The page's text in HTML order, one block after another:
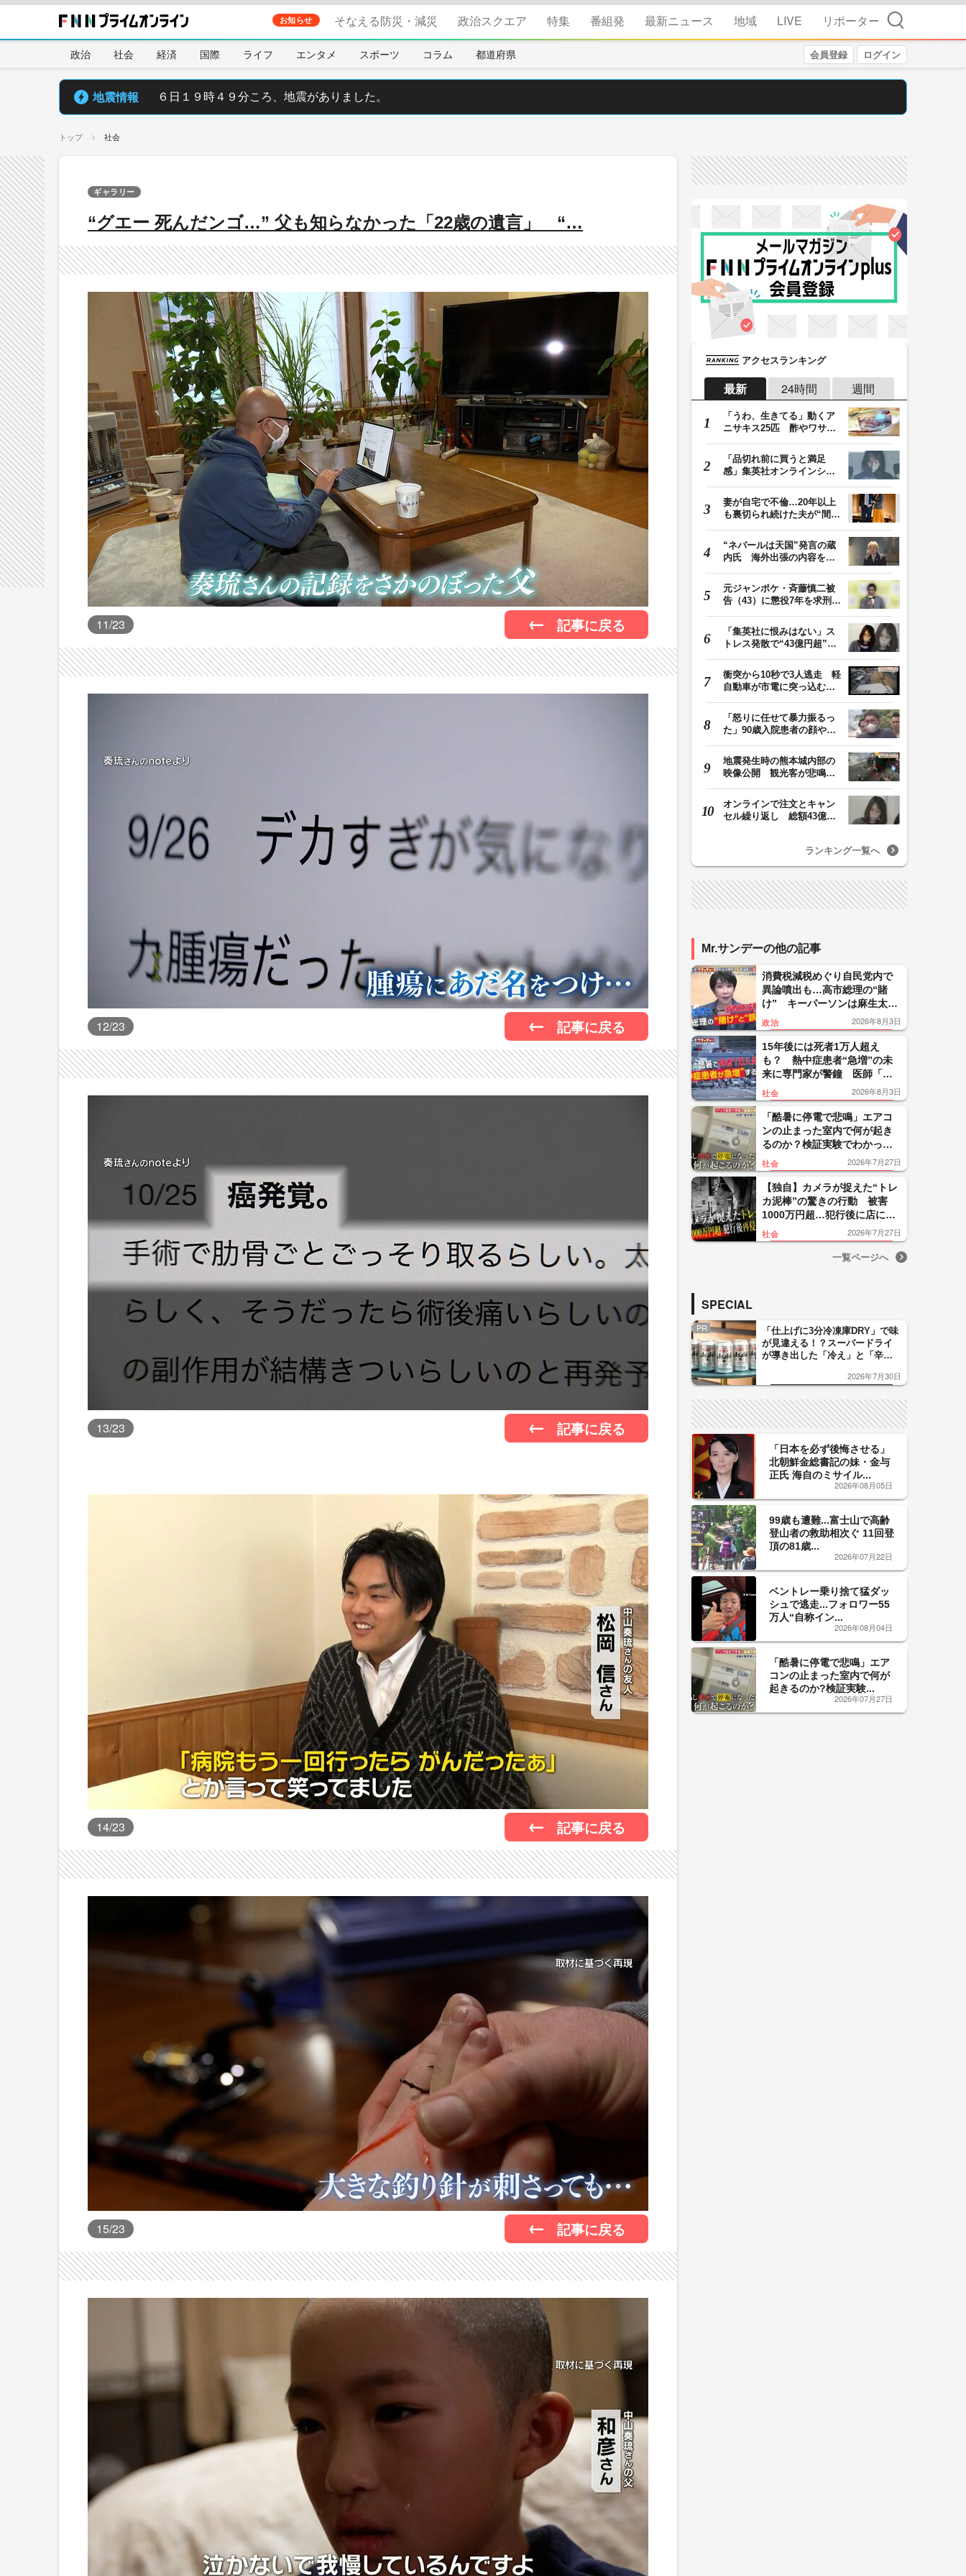
お知らせ そなえる防災・減災 政治スクエア 特集 番組発 最新ニュース 地域 LIVE リポーター 検索
政治 社会 経済 国際 ライフ エンタメ スポーツ コラム 都道府県 会員登録 ログイン
地震情報 ６日１９時４９分ころ、地震がありました。
トップ 社会
“グエー 死んだンゴ…” 父も知らなかった「22歳の遺言」 “…
ギャラリー
11/23 記事に戻る
12/23 記事に戻る
13/23 記事に戻る
14/23 記事に戻る
15/23 記事に戻る
アクセスランキング
最新 24時間 週間
「うわ、生きてる」動くア
ニサキス25匹 酢やワサビ
「品切れ前に買うと満足
感」集英社オンラインショ
妻が自宅で不倫…20年以上
も裏切られ続けた夫が“間
“ネパールは天国”発言の蔵
内氏 海外出張の内容を説
元ジャンポケ・斉藤慎二被
告（43）に懲役7年を求刑
「集英社に恨みはない」ス
トレス発散で“43億円超”の
衝突から10秒で3人逃走 軽
自動車が市電に突っ込む一
「怒りに任せて暴力振るっ
た」90歳入院患者の顔や腹
地震発生時の熊本城内部の
映像公開 観光客が悲鳴…
オンラインで注文とキャン
セル繰り返し 総額43億円
ランキング一覧へ
Mr.サンデーの他の記事
消費税減税めぐり自民党内で
異論噴出も…高市総理の“賭
け” キーパーソンは麻生太郎
氏か “狙い”をジャーナリス
トが指摘
政治 2026年8月3日
15年後には死者1万人超え
も？ 熱中症患者“急増”の未
来に専門家が警鐘 医師「暑
さが対策を上回っている」
社会 2026年8月3日
「酷暑に停電で悲鳴」エアコ
ンの止まった室内で何が起き
るのか？検証実験でわかった
熱中症の危機までのタイムリ
ミット
社会 2026年7月27日
【独自】カメラが捉えた“トレ
カ泥棒”の驚きの行動 被害
1000万円超…犯行後に店に再
侵入のワケ 背景に犯罪収益
のマネーロンダリング事情
社会 2026年7月27日
一覧ページへ
SPECIAL
PR
「仕上げに3分冷凍庫DRY」で味
が見違える！？スーパードライ
が導き出した「冷え」と「辛
した「辛口カーブ」が飲み頃の
2026年7月30日
「日本を必ず後悔させる」
北朝鮮金総書記の妹・金与
正氏 海自のミサイル...
2026年08月05日
99歳も遭難...富士山で高齢
登山者の救助相次ぐ 11回登
頂の81歳...
2026年07月22日
ベントレー乗り捨て猛ダッ
シュで逃走...フォロワー55
万人“自称イン...
2026年08月04日
「酷暑に停電で悲鳴」エア
コンの止まった室内で何が
起きるのか?検証実験...
2026年07月27日